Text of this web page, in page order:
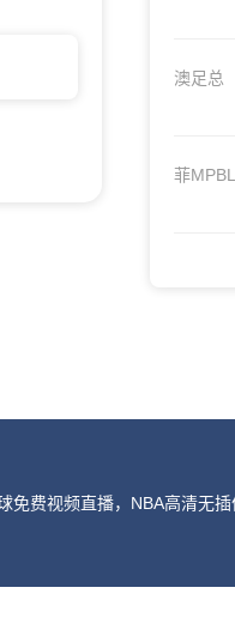
澳足总
菲MPBL
费视频直播，NBA高清无